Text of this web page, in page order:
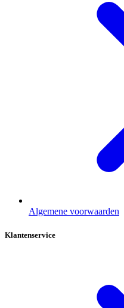
Algemene voorwaarden
Klantenservice